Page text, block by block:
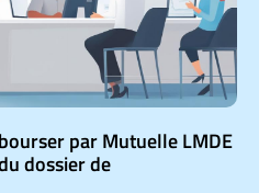
par Mutuelle LMDE
dossier de